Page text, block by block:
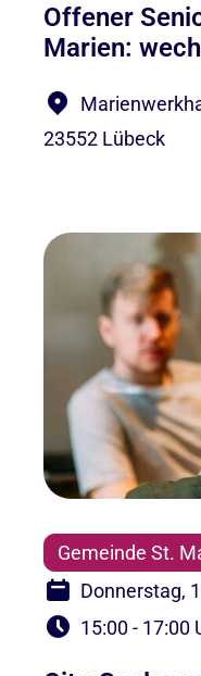
Offener
Marien:
23552 Lübeck
Gemeinde St.
Donnerstag,
15:00 - 17:00